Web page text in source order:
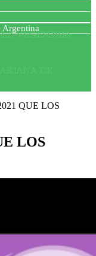
LA VEGEFOBIA
DE
Argentina
QUE LOS
LOS